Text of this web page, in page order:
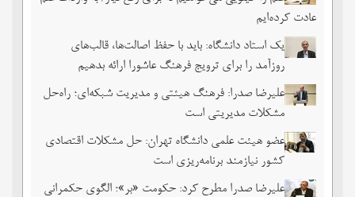
عادت کرده‌ایم
یک استاد دانشگاه: باید با حفظ اصالت‌ها، قالب‌های
روزآمد را برای ترویج فرهنگ عاشورا ارائه بدهیم
علیرضا صدرا: فرهنگ هیئتی و مدیریت شبکه‌ای؛ راه‌حل
مشکلات مدیریتی است
عضو هیئت علمی دانشگاه تهران: حل مشکلات اقتصادی
کشور نیازمند برنامه‌ریزی است
علیرضا صدرا مطرح کرد: حکومت «بر»؛ الگوی حکمرانی